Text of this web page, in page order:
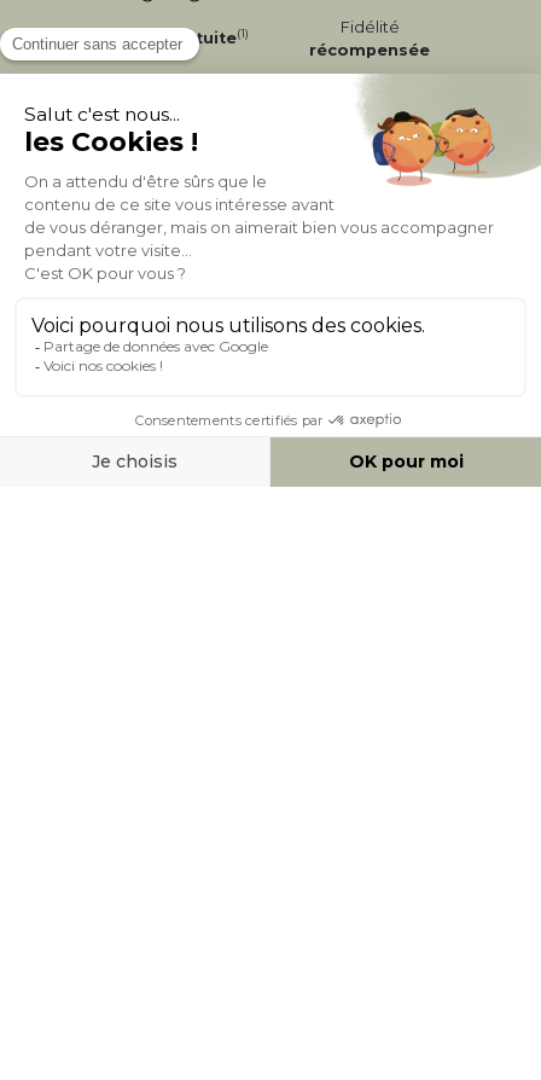
LivraisonGratuite(1)
Fidélité
récompensée
Expéditionen
24/72h
Appel gratuit
0 20 88 04 14
À PROPOS DE MILIBOO